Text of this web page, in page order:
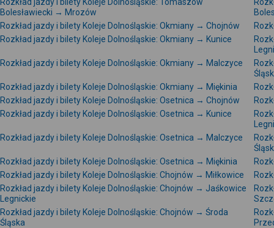
Bolesławiecki → Mrozów
Rozkład jazdy i bilety Koleje Dolnośląskie: Okmiany → Chojnów
Rozkład jazdy i bilety Koleje Dolnośląskie: Okmiany → Kunice
Rozkład jazdy i bilety Koleje Dolnośląskie: Okmiany → Malczyce
Rozkład jazdy i bilety Koleje Dolnośląskie: Okmiany → Miękinia
Rozkład jazdy i bilety Koleje Dolnośląskie: Osetnica → Chojnów
Rozkład jazdy i bilety Koleje Dolnośląskie: Osetnica → Kunice
Rozkład jazdy i bilety Koleje Dolnośląskie: Osetnica → Malczyce
Rozkład jazdy i bilety Koleje Dolnośląskie: Osetnica → Miękinia
Rozkład jazdy i bilety Koleje Dolnośląskie: Chojnów → Miłkowice
Rozkład jazdy i bilety Koleje Dolnośląskie: Chojnów → Jaśkowice
Legnickie
Rozkład jazdy i bilety Koleje Dolnośląskie: Chojnów → Środa
Śląska